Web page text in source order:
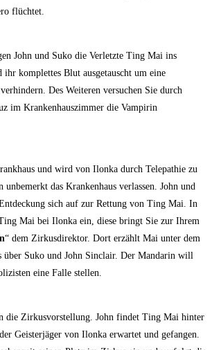
flüchtet.
John und Suko die Verletzte Ting Mai ins
komplettes Blut ausgetauscht um eine
Des Weiteren versuchen Sie durch
im Krankenhauszimmer die Vampirin
und wird von Ilonka durch Telepathie zu
unbemerkt das Krankenhaus verlassen. John und
sich auf zur Rettung von Ting Mai. In
Mai bei Ilonka ein, diese bringt Sie zur Ihrem
“ dem Zirkusdirektor. Dort erzählt Mai unter dem
über Suko und John Sinclair. Der Mandarin will
eine Falle stellen.
die Zirkusvorstellung. John findet Ting Mai hinter
Geisterjäger von Ilonka erwartet und gefangen.